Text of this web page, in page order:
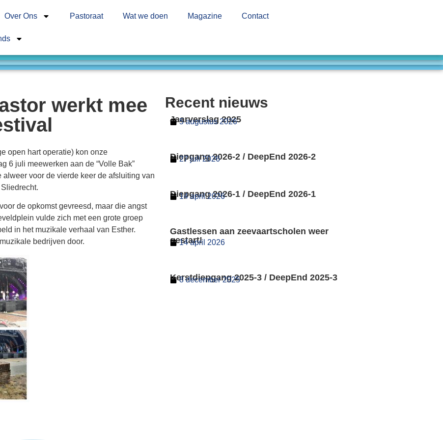
Over Ons Pastoraat Wat we doen Magazine Contact
werkt mee
open hart operatie) kon onze
6 juli meewerken aan de “Volle Bak”
voor de vierde keer de afsluiting van
de opkomst gevreesd, maar die angst
vulde zich met een grote groep
in het muzikale verhaal van Esther.
bedrijven door.
Recent nieuws
Jaarverslag 2025
5 augustus 2026
Diepgang 2026-2 / DeepEnd 2026-2
27 juli 2026
Diepgang 2026-1 / DeepEnd 2026-1
14 april 2026
Gastlessen aan zeevaartscholen weer
gestart!
14 april 2026
Kerstdiepgang 2025-3 / DeepEnd 2025-3
8 december 2025